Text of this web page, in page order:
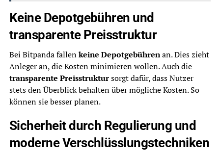
Keine Depotgebühren und
transparente Preisstruktur
Bei Bitpanda fallenkeine Depotgebührenan. Dies zieht
Anleger an, die Kosten minimieren wollen. Auch die
transparente Preisstruktursorgt dafür, dass Nutzer
stets den Überblick behalten über mögliche Kosten. So
können sie besser planen.
Sicherheit durch Regulierung und
moderne Verschlüsslungstechniken